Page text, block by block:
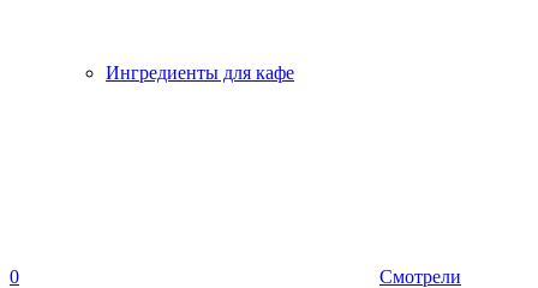
Ингредиенты для кафе
0 Смотрели